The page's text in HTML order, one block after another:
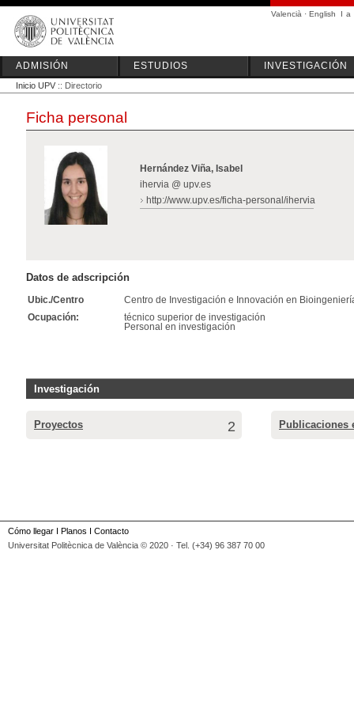
Valencià · English I a
ADMISIÓN ESTUDIOS INVESTIGACIÓN
Inicio UPV :: Directorio
Ficha personal
Hernández Viña, Isabel
ihervia @ upv.es
http://www.upv.es/ficha-personal/ihervia
Datos de adscripción
Ubic./Centro
Centro de Investigación e Innovación en
Ocupación:
técnico superior de investigación
Personal en investigación
Investigación
Proyectos 2 Publicaciones
Cómo llegar I Planos I Contacto
Universitat Politècnica de València © 2020 · Tel. (+34) 96 387 70 00